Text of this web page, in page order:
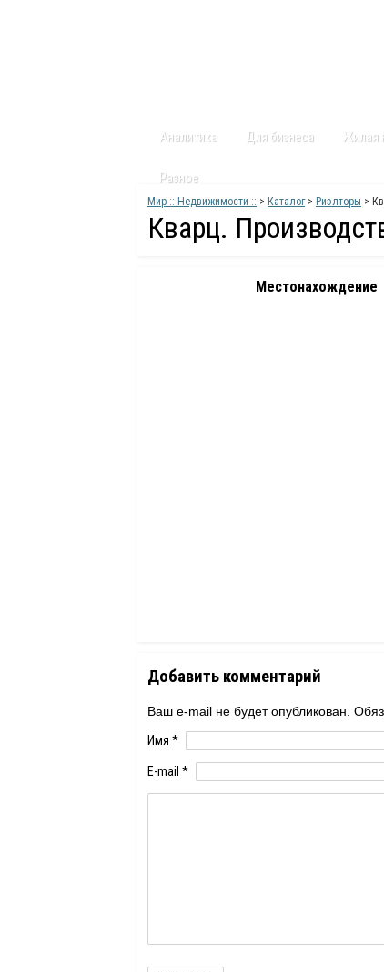
Аналитика Для бизнеса Жилая
Разное
Мир :: Недвижимости :: > Каталог> Риэлторы >
Кварц.
Местонахождение
Добавить комментарий
Ваш e-mail не будет опубликован.
Имя *
E-mail *